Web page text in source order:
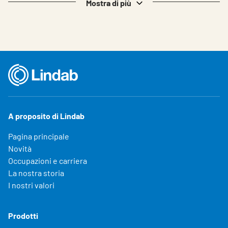
Mostra di più
A proposito di Lindab
Pagina principale
Novità
Occupazioni e carriera
La nostra storia
I nostri valori
Prodotti